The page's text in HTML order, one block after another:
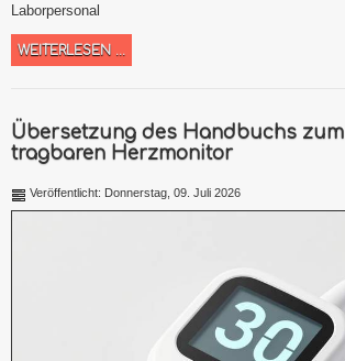
Laborpersonal
WEITERLESEN ...
Übersetzung des Handbuchs zum
tragbaren Herzmonitor
Veröffentlicht: Donnerstag, 09. Juli 2026